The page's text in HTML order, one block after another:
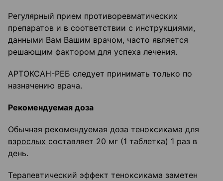
Регулярный прием противоревматических
препаратов и в соответствии с инструкциями,
данными Вам Вашим врачом, часто является
решающим фактором для успеха лечения.
АРТОКСАН-РЕБ следует принимать только по
назначению врача.
Рекомендуемая доза
Обычная рекомендуемая доза теноксикама для
взрослых составляет 20 мг (1 таблетка) 1 раз в
день.
Терапевтический эффект теноксикама заметен